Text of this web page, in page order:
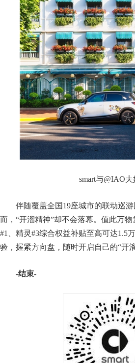
smart与@IAO
伴随覆盖全国19座城市的联动巡
而，“开溜精神”却不会落幕。值此万
#1、精灵#3综合权益补贴至高可达1.5
验，握紧方向盘，随时开启自己的“开溜
-结束-